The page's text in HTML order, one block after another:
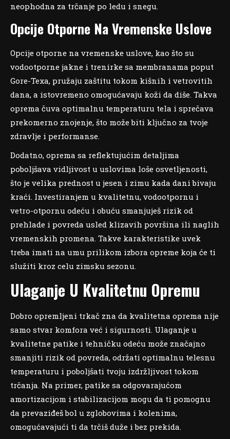
neophodna za trčanje po ledu i snegu.
Opcije Otporne Na Vremenske Uslove
Opcije otporne na vremenske uslove, kao što su
vodootporne jakne i trenirke sa membranama poput
Gore-Texa, pružaju zaštitu tokom kišnih i vetrovitih
dana, a istovremeno omogućavaju koži da diše. Takva
oprema čuva optimalnu temperaturu tela i sprečava
prekomerno znojenje, što može biti ključno za tvoje
zdravlje i performanse.
Dodatno, oprema sa reflektujućim detaljima
poboljšava vidljivost u uslovima loše osvetljenosti,
što je velika prednost u jesen i zimu kada dani bivaju
kraći. Investiranjem u kvalitetnu, vodootpornu i
vetro-otpornu odeću i obuću smanjuješ rizik od
prehlade i povreda usled klizavih površina ili naglih
vremenskih promena. Takve karakteristike uvek
treba imati na umu prilikom izbora opreme koja će ti
služiti kroz celu zimsku sezonu.
Ulaganje U Kvalitetnu Opremu
Dobro opremljeni trkač zna da kvalitetna oprema nije
samo stvar komfora već i sigurnosti. Ulaganje u
kvalitetne patike i tehničku odeću može značajno
smanjiti rizik od povreda, održati optimalnu telesnu
temperaturu i poboljšati tvoju izdržljivost tokom
trčanja. Na primer, patike sa odgovarajućom
amortizacijom i stabilizacijom mogu da ti pomognu
da prevaziđeš bol u zglobovima i kolenima,
omogućavajući ti da trčiš duže i bez prekida.